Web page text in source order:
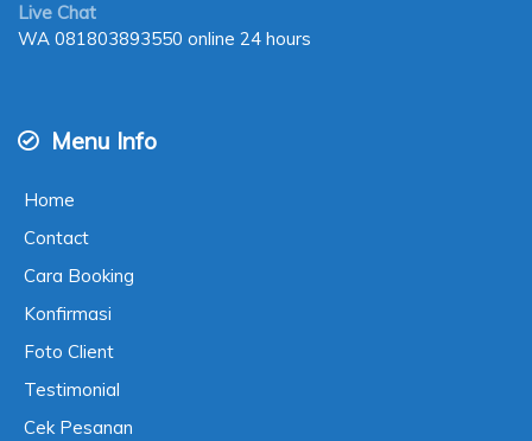
Live Chat
WA 081803893550 online 24 hours
Menu Info
Home
Contact
Cara Booking
Konfirmasi
Foto Client
Testimonial
Cek Pesanan